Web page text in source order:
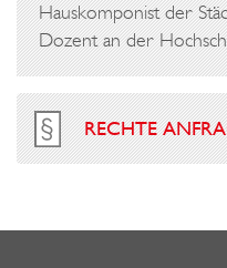
Hauskomponist der
Dozent an der
RECHTE